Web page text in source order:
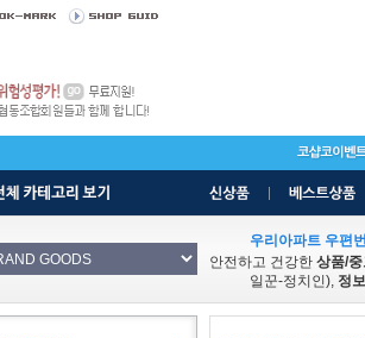
우리아파트 우편
안전하고 건강한 상품/
일꾼-정치인), 정보